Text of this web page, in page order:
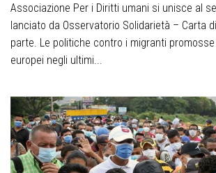
Associazione Per i Diritti umani si unisce al
lanciato da Osservatorio Solidarietà – Carta
parte. Le politiche contro i migranti
europei negli ultimi...